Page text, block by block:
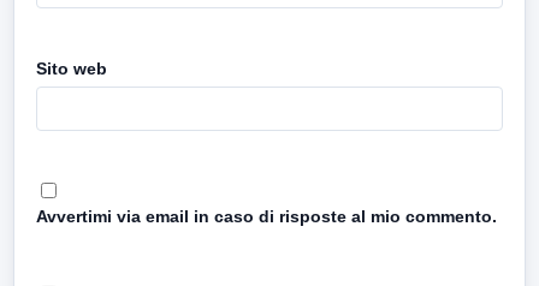
Sito web
Avvertimi via email in caso di risposte al mio commento.